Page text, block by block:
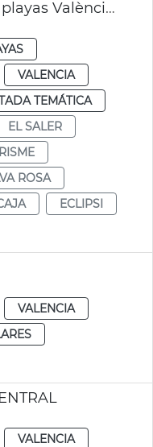
Dispositivo salvamento playas València eclipse
VALENCIA
TEMÁTICA
EL SALER
ROSA
ECLIPSI
VALENCIA
VALENCIA